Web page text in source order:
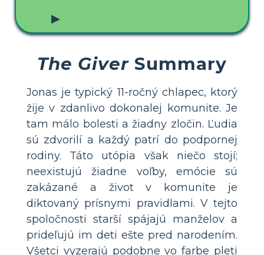
▶
The Giver Summary
Jonas je typický 11-ročný chlapec, ktorý
žije v zdanlivo dokonalej komunite. Je
tam málo bolesti a žiadny zločin. Ľudia
sú zdvorilí a každý patrí do podpornej
rodiny. Táto utópia však niečo stojí;
neexistujú žiadne voľby, emócie sú
zakázané a život v komunite je
diktovaný prísnymi pravidlami. V tejto
spoločnosti starší spájajú manželov a
prideľujú im deti ešte pred narodením.
Všetci vyzerajú podobne vo farbe pleti